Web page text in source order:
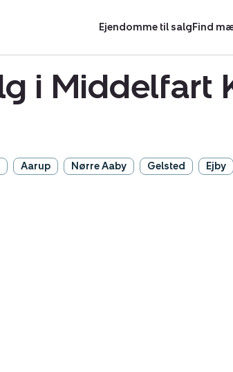
Ejendomme til salgFind
i Middelfart
Aarup Nørre Aaby Gelsted Ejby